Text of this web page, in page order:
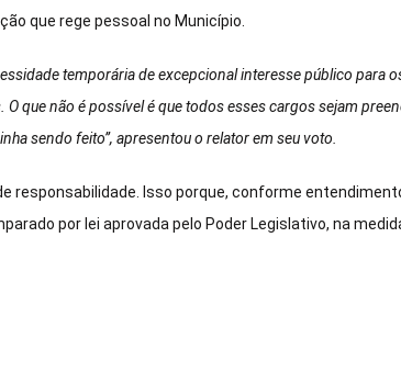
que rege pessoal no Município.
temporária de excepcional interesse público para
que não é possível é que todos esses cargos sejam
sendo feito”, apresentou o relator em seu voto.
responsabilidade. Isso porque, conforme
por lei aprovada pelo Poder Legislativo, na